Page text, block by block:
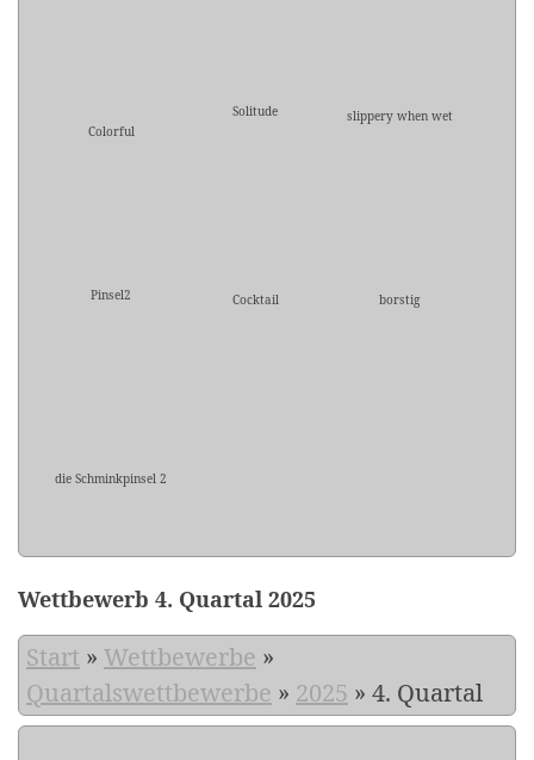
Colorful
Solitude slippery when wet
Pinsel2 Cocktail borstig
die Schminkpinsel 2
Wettbewerb 4. Quartal 2025
Start » Wettbewerbe »
Quartalswettbewerbe » 2025 » 4. Quartal